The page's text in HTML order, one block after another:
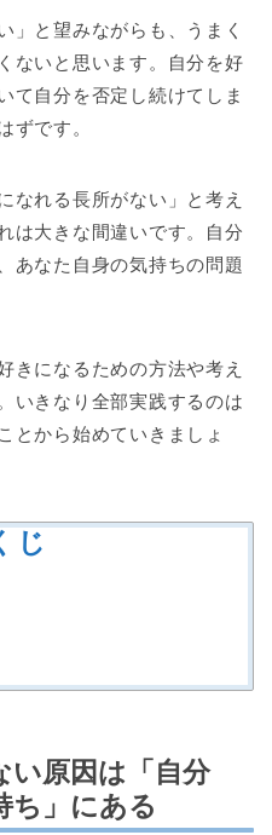
」と望みながらも、うまく
ないと思います。自分を好
て自分を否定し続けてしま
ずです。
なれる長所がない」と考え
は大きな間違いです。自分
あなた自身の気持ちの問題
きになるための方法や考え
いきなり全部実践するのは
とから始めていきましょ
じ
い原因は「自分
ち」にある